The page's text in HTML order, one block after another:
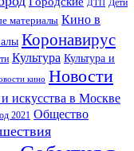
ДТП Дети
материалы Кино в
Коронавирус
Культура Культура и
кино Новости
искусства в Москве
2021 Общество